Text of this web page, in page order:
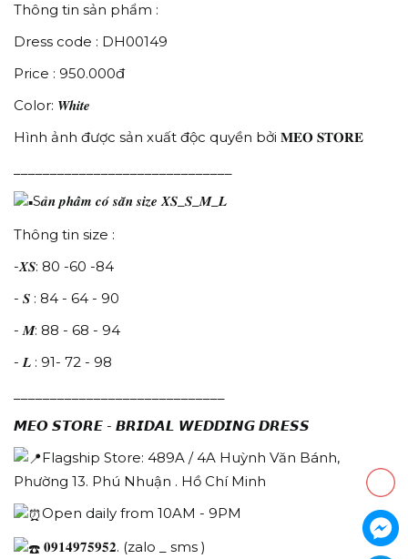
Thông tin sản phẩm :
Dress code : DH00149
Price : 950.000đ
Color: White
Hình ảnh được sản xuất độc quyền bởi 𝐌𝐄𝐎 𝐒𝐓𝐎𝐑𝐄
S𝒂̉𝒏 𝒑𝒉𝒂̂̉𝒎 𝒄𝒐́ 𝒔𝒂̆̃𝒏 𝒔𝒊𝒛𝒆 𝑿𝑺_𝑺_𝑴_𝑳
Thông tin size :
-𝑿𝑺: 80 -60 -84
- 𝑺 : 84 - 64 - 90
- 𝑴: 88 - 68 - 94
- 𝑳 : 91- 72 - 98
𝙈𝙀𝙊 𝙎𝙏𝙊𝙍𝙀 - 𝘽𝙍𝙄𝘿𝘼𝙇 𝙒𝙀𝘿𝘿𝙄𝙉𝙂 𝘿𝙍𝙀𝙎𝙎
Flagship Store: 489A / 4A Huỳnh Văn Bánh,
Phường 13. Phú Nhuận . Hồ Chí Minh
Open daily from 10AM - 9PM
𝟎𝟗𝟏𝟒𝟗𝟕𝟓𝟗𝟓𝟐. (zalo _ sms )